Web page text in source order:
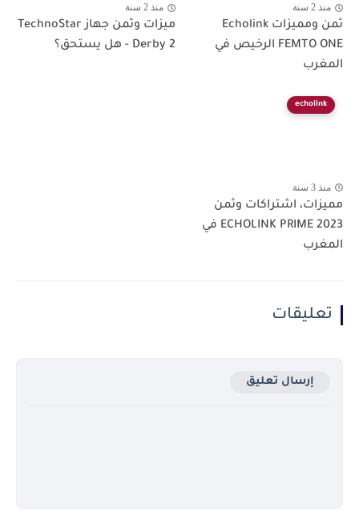
منذ 2 سنة
ثمن ومميزات Echolink
FEMTO ONE الرخيص في
المغرب
منذ 2 سنة
ميزات وثمن جهاز TechnoStar
Derby 2 - هل يستحق؟
echolink
منذ 3 سنة
مميزات، اشتراكات وثمن
ECHOLINK PRIME 2023 في
المغرب
تعليقات
إرسال تعليق